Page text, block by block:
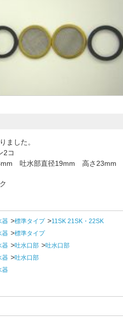
ました。
2コ
吐水部直径19mm 高さ23mm
器 標準タイプ
11SK 21SK・22SK
器
標準タイプ
器 吐水口部
吐水口部
器
吐水口部
器